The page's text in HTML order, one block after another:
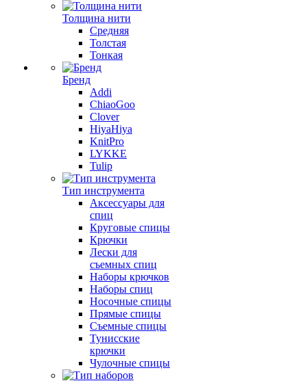
Толщина нити
Средняя
Толстая
Тонкая
Бренд
Addi
ChiaoGoo
Clover
HiyaHiya
KnitPro
LYKKE
Tulip
Тип инструмента
Аксессуары для
спиц
Круговые спицы
Крючки
Лески для
съемных спиц
Наборы крючков
Наборы спиц
Носочные спицы
Прямые спицы
Съемные спицы
Тунисские
крючки
Чулочные спицы